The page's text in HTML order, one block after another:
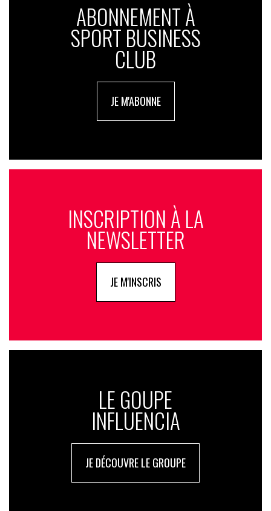
ABONNEMENT À
SPORT BUSINESS
CLUB
JE M'ABONNE
INSCRIPTION À LA
NEWSLETTER
JE M'INSCRIS
LE GOUPE
INFLUENCIA
JE DÉCOUVRE LE GROUPE